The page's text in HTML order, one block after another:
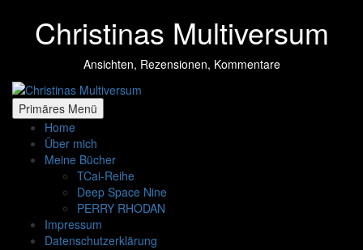
springenChristinas Multiversum
Ansichten, Rezensionen, Kommentare
Primäres Menü
Home
Über mich
Meine Bücher
TCai-Reihe
Deep Space Nine
PERRY RHODAN
Impressum
Datenschutzerklärung